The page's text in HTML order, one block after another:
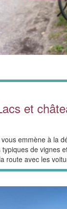
et
emmène à la
typiques de vignes
route avec les